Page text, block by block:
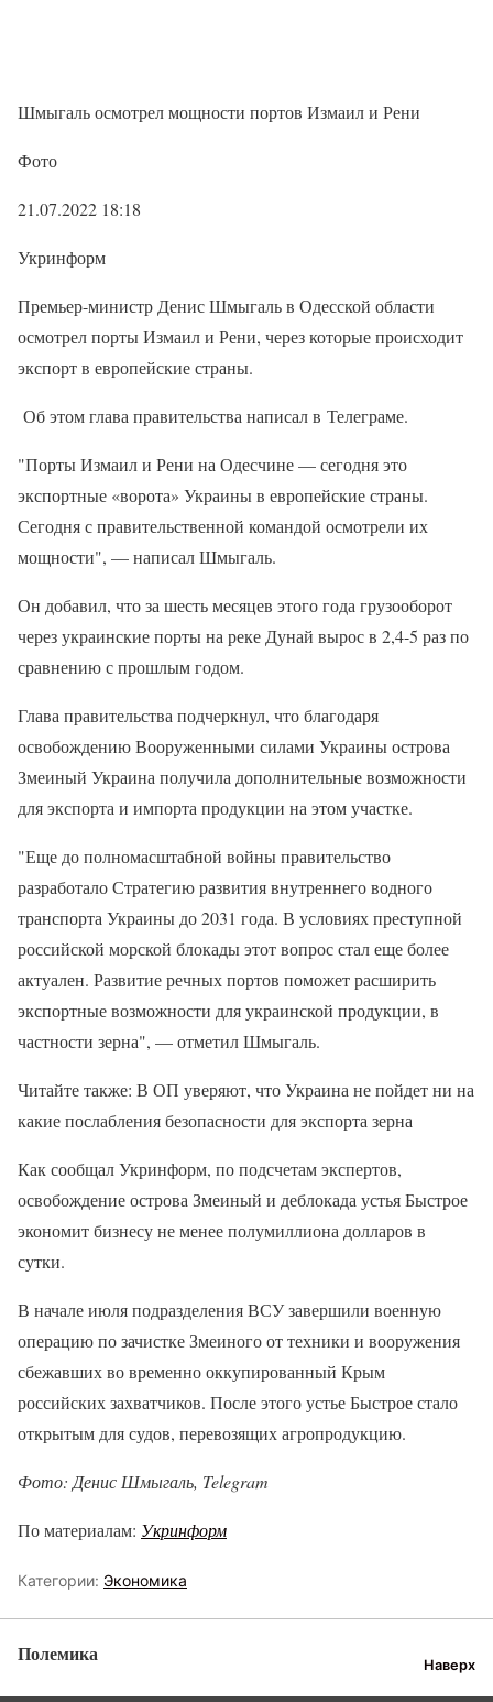
Шмыгаль осмотрел мощности портов Измаил и Рени
Фото
21.07.2022 18:18
Укринформ
Премьер-министр Денис Шмыгаль в Одесской области
осмотрел порты Измаил и Рени, через которые происходит
экспорт в европейские страны.
Об этом глава правительства написал в Телеграме.
"Порты Измаил и Рени на Одесчине — сегодня это
экспортные «ворота» Украины в европейские страны.
Сегодня с правительственной командой осмотрели их
мощности", — написал Шмыгаль.
Он добавил, что за шесть месяцев этого года грузооборот
через украинские порты на реке Дунай вырос в 2,4-5 раз по
сравнению с прошлым годом.
Глава правительства подчеркнул, что благодаря
освобождению Вооруженными силами Украины острова
Змеиный Украина получила дополнительные возможности
для экспорта и импорта продукции на этом участке.
"Еще до полномасштабной войны правительство
разработало Стратегию развития внутреннего водного
транспорта Украины до 2031 года. В условиях преступной
российской морской блокады этот вопрос стал еще более
актуален. Развитие речных портов поможет расширить
экспортные возможности для украинской продукции, в
частности зерна", — отметил Шмыгаль.
Читайте также: В ОП уверяют, что Украина не пойдет ни на
какие послабления безопасности для экспорта зерна
Как сообщал Укринформ, по подсчетам экспертов,
освобождение острова Змеиный и деблокада устья Быстрое
экономит бизнесу не менее полумиллиона долларов в
сутки.
В начале июля подразделения ВСУ завершили военную
операцию по зачистке Змеиного от техники и вооружения
сбежавших во временно оккупированный Крым
российских захватчиков. После этого устье Быстрое стало
открытым для судов, перевозящих агропродукцию.
Фото: Денис Шмыгаль, Telegram
По материалам: Укринформ
Категории: Экономика
Полемика Наверх